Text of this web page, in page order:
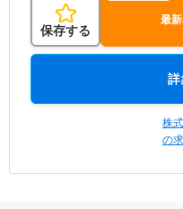
保存する
最
株
の